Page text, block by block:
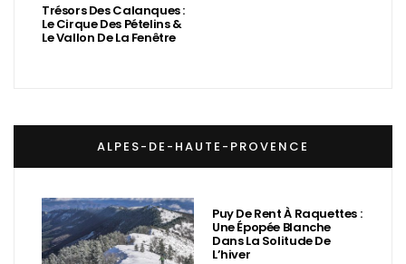
Trésors Des Calanques :
Le Cirque Des Pételins &
Le Vallon De La Fenêtre
ALPES-DE-HAUTE-PROVENCE
Puy De Rent À Raquettes :
Une Épopée Blanche
Dans La Solitude De
L’hiver